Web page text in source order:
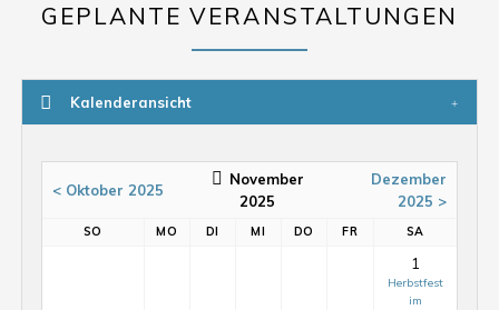
GEPLANTE VERANSTALTUNGEN
Kalenderansicht
< Oktober 2025
November
2025
Dezember
2025 >
SO MO DI MI DO FR SA
1
Herbstfest
im